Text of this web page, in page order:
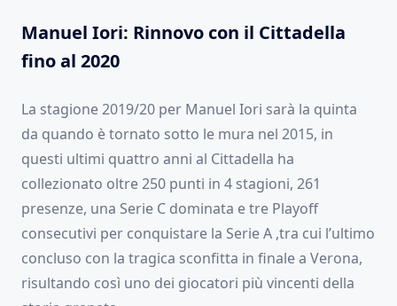
Manuel Iori: Rinnovo con il Cittadella
fino al 2020
La stagione 2019/20 per Manuel Iori sarà la quinta
da quando è tornato sotto le mura nel 2015, in
questi ultimi quattro anni al Cittadella ha
collezionato oltre 250 punti in 4 stagioni, 261
presenze, una Serie C dominata e tre Playoff
consecutivi per conquistare la Serie A ,tra cui l’ultimo
concluso con la tragica sconfitta in finale a Verona,
risultando così uno dei giocatori più vincenti della